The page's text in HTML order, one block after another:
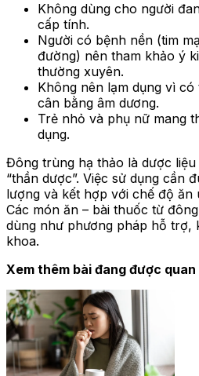
Không dùng cho người
cấp tính.
Người có bệnh nền (tim
đường) nên tham khảo ý
thường xuyên.
Không nên lạm dụng vì
cân bằng âm dương.
Trẻ nhỏ và phụ nữ mang
dụng.
Đông trùng hạ thảo là dược
“thần dược”. Việc sử dụng cần
lượng và kết hợp với chế độ ăn
Các món ăn – bài thuốc từ
dùng như phương pháp hỗ trợ,
khoa.
Xem thêm bài đang được quan